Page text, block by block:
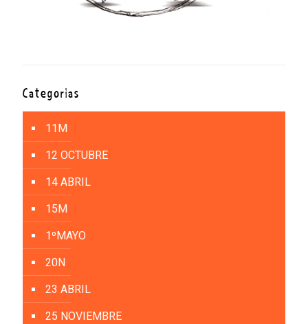
Categorías
11M
12 OCTUBRE
14 ABRIL
15M
1ºMAYO
20N
23 ABRIL
25 NOVIEMBRE